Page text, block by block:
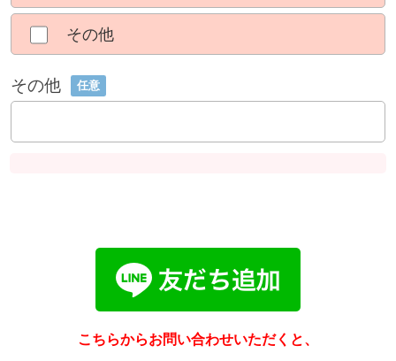
その他
その他 任意
こちらからお問い合わせいただくと、